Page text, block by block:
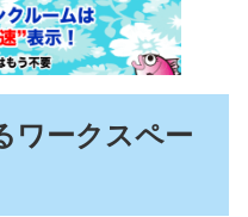
ワークスペー